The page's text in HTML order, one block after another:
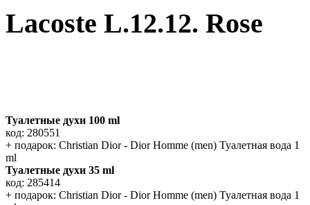
Lacoste L.12.12. Rose
Туалетные духи 100 ml
код: 280551
+ подарок: Christian Dior - Dior Homme (men) Туалетная вода 1
ml
Туалетные духи 35 ml
код: 285414
+ подарок: Christian Dior - Dior Homme (men) Туалетная вода 1